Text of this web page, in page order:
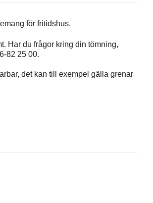
för fritidshus.
Har du frågor kring din tömning,
82 25 00.
det kan till exempel gälla grenar